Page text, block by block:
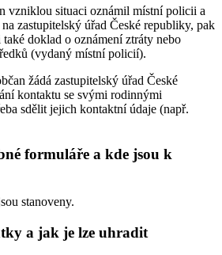
vzniklou situaci oznámil místní policii a
zastupitelský úřad České republiky, pak
doklad o oznámení ztráty nebo
(vydaný místní policií).
žádá zastupitelský úřad České
kontaktu se svými rodinnými
sdělit jejich kontaktní údaje (např.
formuláře a kde jsou k
stanoveny.
a jak je lze uhradit